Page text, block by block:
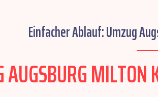
Einfacher Ablauf: Umzug
MILTON